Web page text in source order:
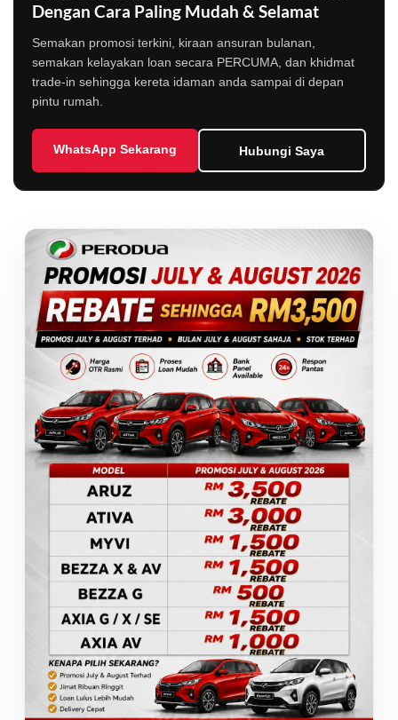
Dengan Cara Paling Mudah & Selamat
Semakan promosi terkini, kiraan ansuran bulanan,
semakan kelayakan loan secara PERCUMA, dan khidmat
trade-in sehingga kereta idaman anda sampai di depan
pintu rumah.
WhatsApp Sekarang Hubungi Saya